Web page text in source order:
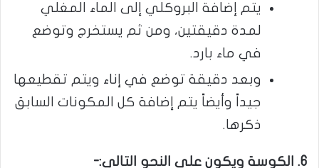
يتم إضافة البروكلي إلى الماء المغلي
لمدة دقيقتين، ومن ثم يستخرج وتوضع
في ماء بارد.
وبعد دقيقة توضع في إناء ويتم تقطيعها
جيداً وأيضاً يتم إضافة كل المكونات السابق
ذكرها.
6. الكوسة ويكون على النحو التالي:-